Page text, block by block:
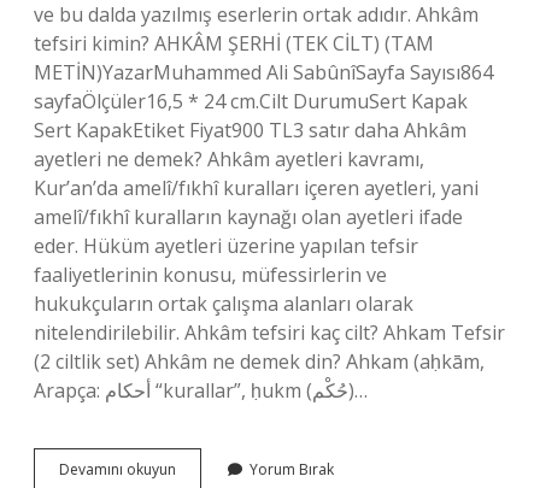
ve bu dalda yazılmış eserlerin ortak adıdır. Ahkâm
tefsiri kimin? AHKÂM ŞERHİ (TEK CİLT) (TAM
METİN)YazarMuhammed Ali SabûnîSayfa Sayısı864
sayfaÖlçüler16,5 * 24 cm.Cilt DurumuSert Kapak
Sert KapakEtiket Fiyat900 TL3 satır daha Ahkâm
ayetleri ne demek? Ahkâm ayetleri kavramı,
Kur’an’da amelî/fıkhî kuralları içeren ayetleri, yani
amelî/fıkhî kuralların kaynağı olan ayetleri ifade
eder. Hüküm ayetleri üzerine yapılan tefsir
faaliyetlerinin konusu, müfessirlerin ve
hukukçuların ortak çalışma alanları olarak
nitelendirilebilir. Ahkâm tefsiri kaç cilt? Ahkam Tefsir
(2 ciltlik set) Ahkâm ne demek din? Ahkam (aḥkām,
Arapça: أحكام “kurallar”, ḥukm (حُكْم)…
Devamını okuyun Yorum Bırak